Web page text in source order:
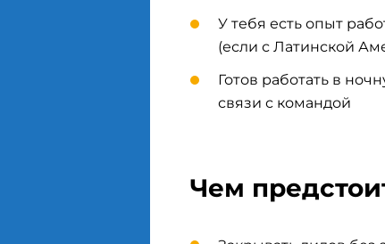
У тебя есть опыт
(если с Латинской
Готов работать в
связи с командой
Чем